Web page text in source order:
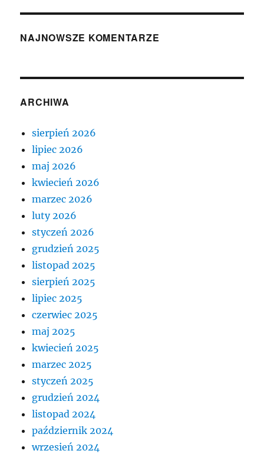
NAJNOWSZE KOMENTARZE
ARCHIWA
sierpień 2026
lipiec 2026
maj 2026
kwiecień 2026
marzec 2026
luty 2026
styczeń 2026
grudzień 2025
listopad 2025
sierpień 2025
lipiec 2025
czerwiec 2025
maj 2025
kwiecień 2025
marzec 2025
styczeń 2025
grudzień 2024
listopad 2024
październik 2024
wrzesień 2024